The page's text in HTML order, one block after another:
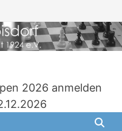
2026 anmelden